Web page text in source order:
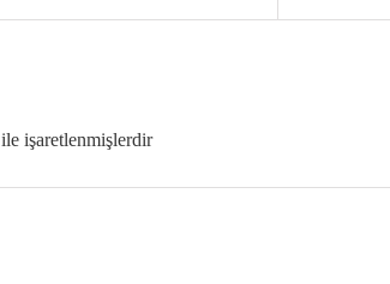
ile işaretlenmişlerdir